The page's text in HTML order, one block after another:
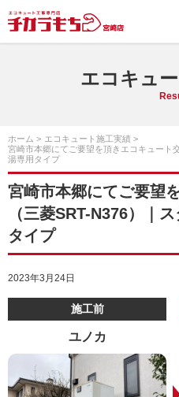
エコキュ
ホーム
エコキュート施工実績
宮崎市本郷にてご要望を頂きエコキュート
湯専用タイプ
宮崎市本郷にてご要望
（三菱SRT-N376）｜
タイプ
2023年3月24日
施工前
ユノカ